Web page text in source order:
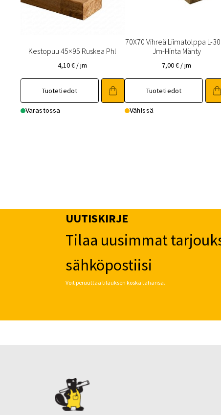
Kestopuu 45×95 Ruskea Phl
4,10€ / jm
Tuotetiedot
Varastossa
70X70 Vihreä Liimatolppa L-
Jm-Hinta Mänty
7,00€ / jm
Tuotetiedot
Vähissä
UUTISKIRJE
Tilaa uusimmat
sähköpostiisi
Voit peruuttaa tilauksen koska tahansa.